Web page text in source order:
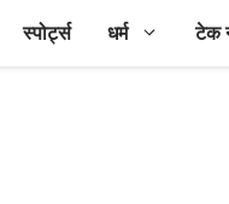
स्पोर्ट्स धर्म टेक